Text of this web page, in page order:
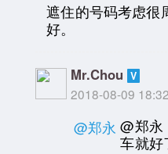
遮住的号码考虑很
好。
Mr.Chou
2018-08-09
@郑永 @郑永
车就好